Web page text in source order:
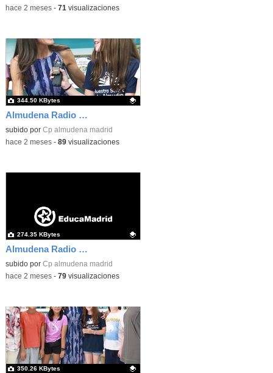
-hace 2 meses- 71 visualizaciones
Almudena Radio Dña Letizia 06
Contenido educativo.
subido por Cp almudena madrid
344.50 KBytes
-hace 2 meses- 89visualizaciones
Almudena Radio Dña Letizia 01
Contenido educativo.
subido por Cp almudena madrid
274.35 KBytes
-hace 2 meses- 79visualizaciones
350.26 KBytes